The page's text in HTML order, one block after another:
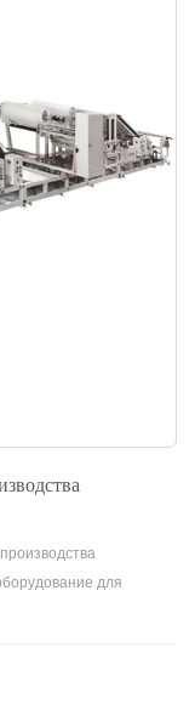
для